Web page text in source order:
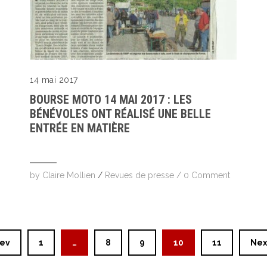
14 mai 2017
BOURSE MOTO 14 MAI 2017 : LES
BÉNÉVOLES ONT RÉALISÉ UNE BELLE
ENTRÉE EN MATIÈRE
by Claire Mollien / Revues de presse / 0 Comment
1 … 8 9 10 11